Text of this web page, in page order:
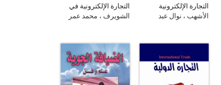
التجارة الإلكترونية
الأشهب ، نوال عبد
التجارة الإلكترونية في
ظل النظام التجاري
الشويرف ، محمد عمر